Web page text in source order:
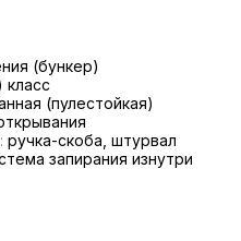
(бункер)
класс
(пулестойкая)
ручка-скоба, штурвал
запирания изнутри